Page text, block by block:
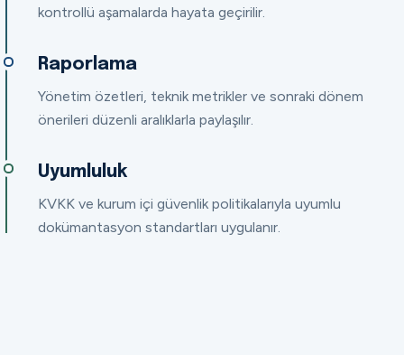
kontrollü aşamalarda hayata geçirilir.
Raporlama
Yönetim özetleri, teknik metrikler ve sonraki dönem
önerileri düzenli aralıklarla paylaşılır.
Uyumluluk
KVKK ve kurum içi güvenlik politikalarıyla uyumlu
dokümantasyon standartları uygulanır.